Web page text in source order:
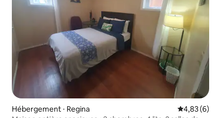
Hébergement ⋅ Regina Évaluation
4,83 (6)